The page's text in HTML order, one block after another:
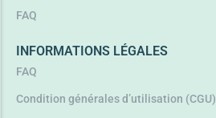
FAQ
INFORMATIONS LÉGALES
FAQ
Condition générales d’utilisation (CGU)